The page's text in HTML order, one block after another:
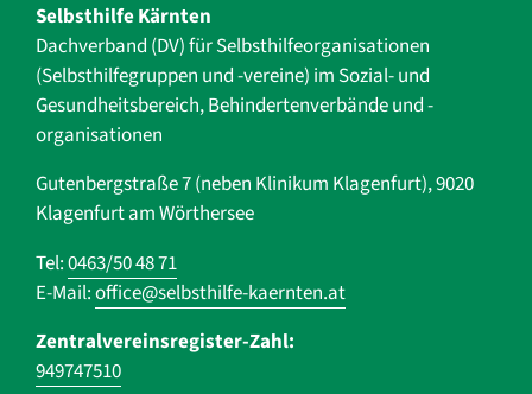
Selbsthilfe Kärnten
Dachverband (DV) für Selbsthilfe­organisationen
(Selbsthilfegruppen und -vereine) im Sozial- und
Gesundheits­bereich, ­Behindertenverbände und ­-
organisationen
Gutenbergstraße 7 (neben Klinikum Klagenfurt), 9020
Klagenfurt am Wörthersee
Tel:0463/50 48 71
E-Mail:office@selbsthilfe-kaernten.at
Zentralvereinsregister-Zahl:
949747510